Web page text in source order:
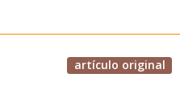
artículo original